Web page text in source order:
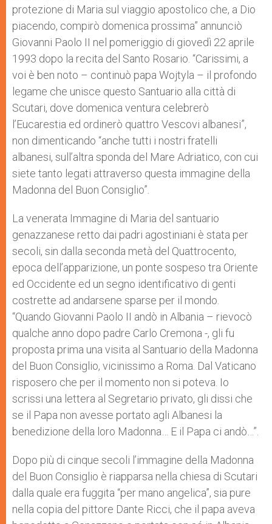
protezione di Maria sul viaggio apostolico che, a Dio
piacendo, compirò domenica prossima” annunciò
Giovanni Paolo II nel pomeriggio di giovedì 22 aprile
1993 dopo la recita del Santo Rosario. “Carissimi, a
voi è ben noto – continuò papa Wojtyla – il profondo
legame che unisce questo Santuario alla città di
Scutari, dove domenica ventura celebrerò
l’Eucarestia ed ordinerò quattro Vescovi albanesi”,
non dimenticando “anche tutti i nostri fratelli
albanesi, sull’altra sponda del Mare Adriatico, con cui
siete tanto legati attraverso questa immagine della
Madonna del Buon Consiglio”.
La venerata Immagine di Maria del santuario
genazzanese retto dai padri agostiniani è stata per
secoli, sin dalla seconda metà del Quattrocento,
epoca dell’apparizione, un ponte sospeso tra Oriente
ed Occidente ed un segno identificativo di genti
costrette ad andarsene sparse per il mondo.
“Quando Giovanni Paolo II andò in Albania – rievocò
qualche anno dopo padre Carlo Cremona -, gli fu
proposta prima una visita al Santuario della Madonna
del Buon Consiglio, vicinissimo a Roma. Dal Vaticano
risposero che per il momento non si poteva. Io
scrissi una lettera al Segretario privato, gli dissi che
se il Papa non avesse portato agli Albanesi la
benedizione della loro Madonna… E il Papa ci andò…”.
Dopo più di cinque secoli l’immagine della Madonna
del Buon Consiglio è riapparsa nella chiesa di Scutari
dalla quale era fuggita “per mano angelica”, sia pure
nella copia del pittore Dante Ricci, che il papa aveva